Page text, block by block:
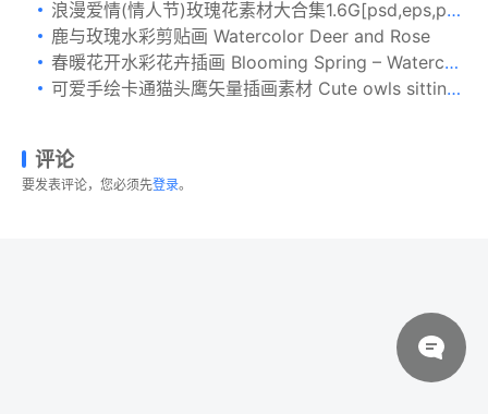
浪漫爱情(情人节)玫瑰花素材大合集1.6G[psd,eps,png]
鹿与玫瑰水彩剪贴画 Watercolor Deer and Rose
春暖花开水彩花卉插画 Blooming Spring – Watercolor Flowers
可爱手绘卡通猫头鹰矢量插画素材 Cute owls sitting on branch with books. Back to sc
评论
要发表评论，您必须先登录。